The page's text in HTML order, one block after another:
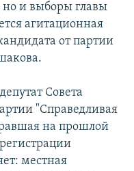
и выборы главы
агитационная
от партии
Совета
"Справедливая
на прошлой
местная